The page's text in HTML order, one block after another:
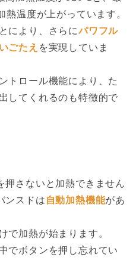
温度が上がっています。
により、さらにパワフル
ごたえ を実現していま
トロール機能により、た
してくれるのも特徴的で
押さないと加熱できません
ンスドは 自動加熱機能があ
で加熱が始まります。
でボタンを押し忘れてい